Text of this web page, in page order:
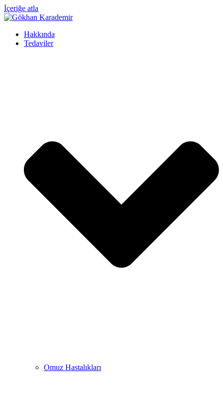
İçeriğe atla
Hakkında
Tedaviler
Omuz Hastalıkları